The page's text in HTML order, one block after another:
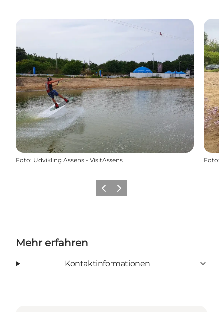
Foto: Udvikling Assens - VisitAssens Foto:
ZurückWeiter
Mehr erfahren
Kontaktinformationen